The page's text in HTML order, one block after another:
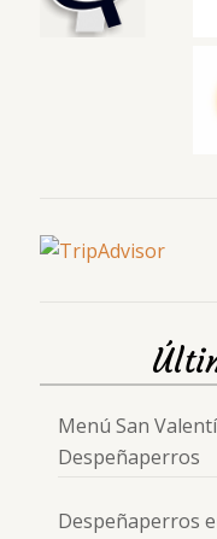
Menú San
Despeñaperros
Despeñaperros